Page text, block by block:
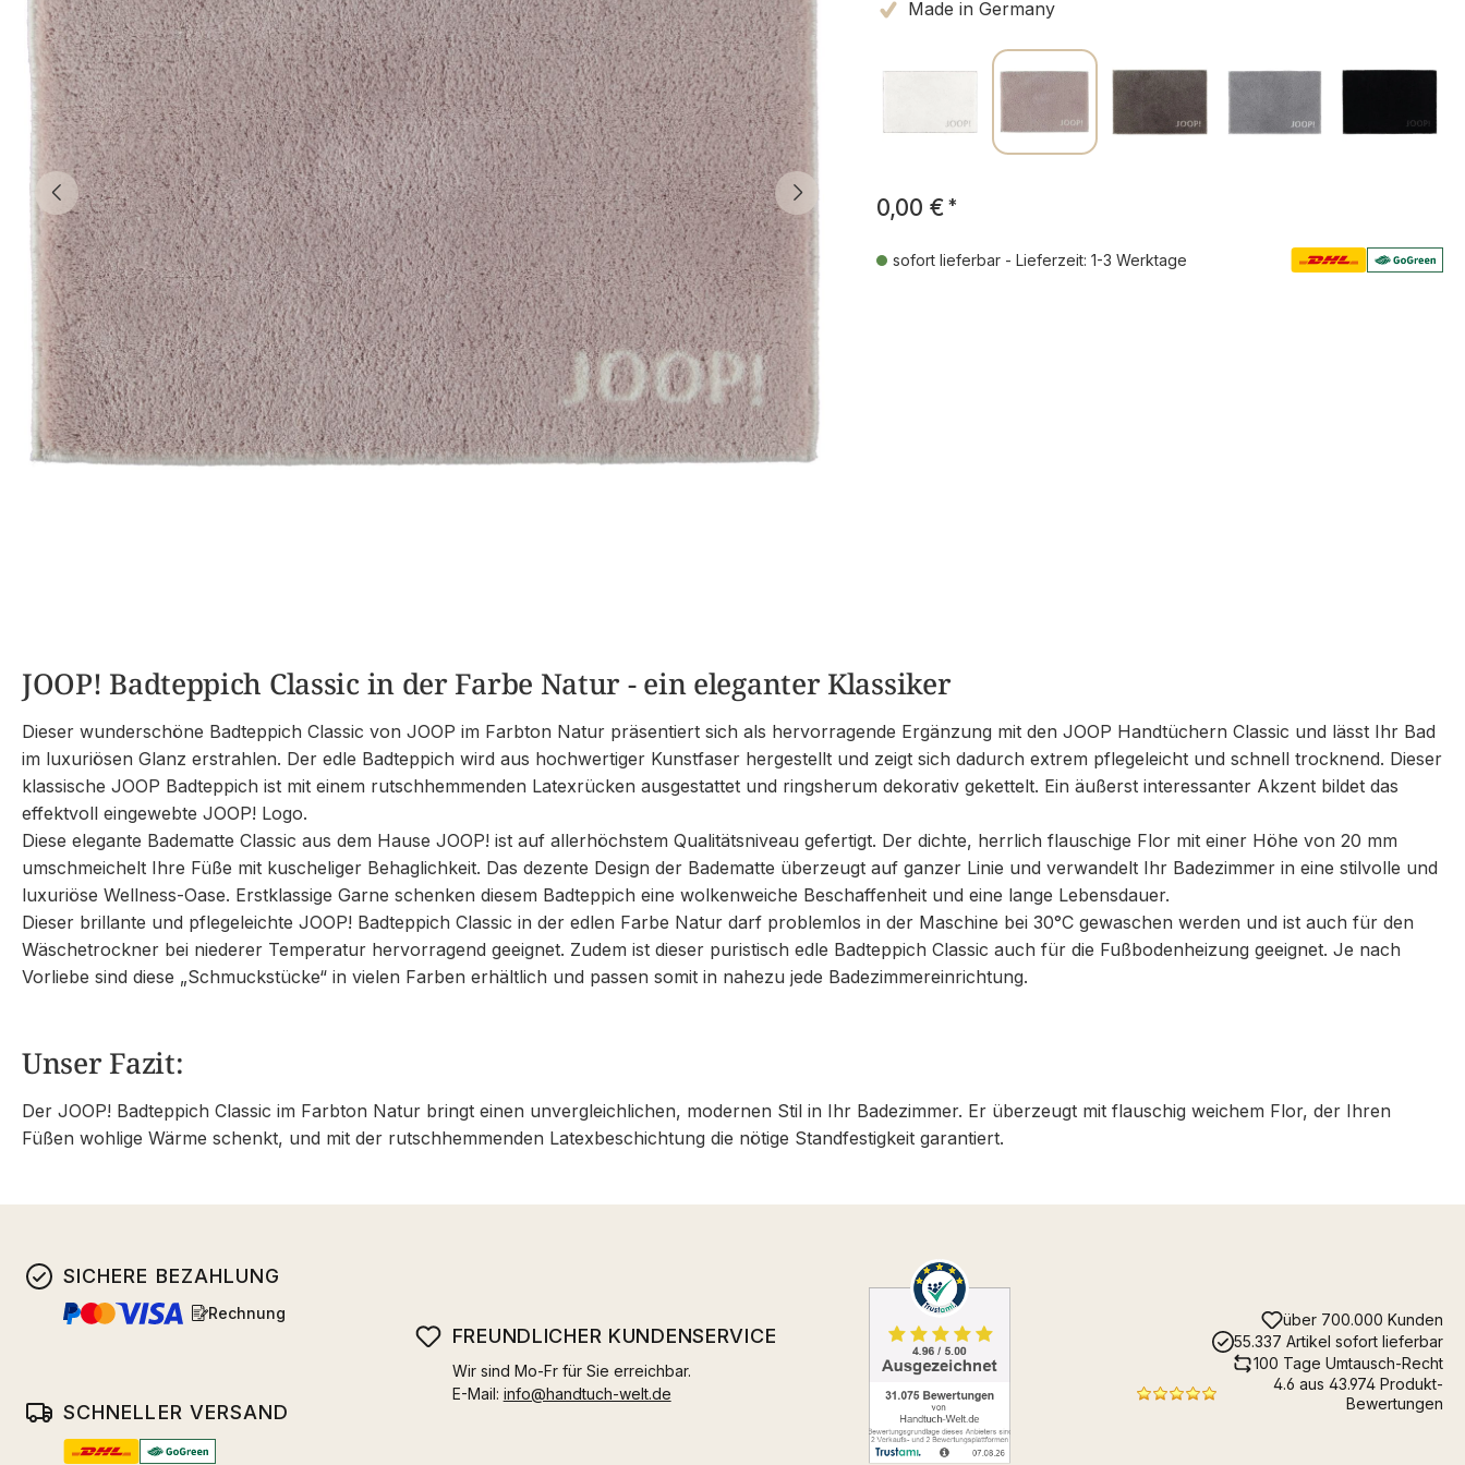
Made in Germany
0,00 € *
sofort lieferbar - Lieferzeit: 1-3 Werktage
JOOP! Badteppich Classic in der Farbe Natur - ein eleganter Klassiker
Dieser wunderschöne Badteppich Classic von JOOP im Farbton Natur präsentiert sich als hervorragende Ergänzung mit den JOOP Handtüchern Classic und lässt Ihr Bad
im luxuriösen Glanz erstrahlen. Der edle Badteppich wird aus hochwertiger Kunstfaser hergestellt und zeigt sich dadurch extrem pflegeleicht und schnell trocknend. Dieser
klassische JOOP Badteppich ist mit einem rutschhemmenden Latexrücken ausgestattet und ringsherum dekorativ gekettelt. Ein äußerst interessanter Akzent bildet das
effektvoll eingewebte JOOP! Logo.
Diese elegante Badematte Classic aus dem Hause JOOP! ist auf allerhöchstem Qualitätsniveau gefertigt. Der dichte, herrlich flauschige Flor mit einer Höhe von 20 mm
umschmeichelt Ihre Füße mit kuscheliger Behaglichkeit. Das dezente Design der Badematte überzeugt auf ganzer Linie und verwandelt Ihr Badezimmer in eine stilvolle und
luxuriöse Wellness-Oase. Erstklassige Garne schenken diesem Badteppich eine wolkenweiche Beschaffenheit und eine lange Lebensdauer.
Dieser brillante und pflegeleichte JOOP! Badteppich Classic in der edlen Farbe Natur darf problemlos in der Maschine bei 30°C gewaschen werden und ist auch für den
Wäschetrockner bei niederer Temperatur hervorragend geeignet. Zudem ist dieser puristisch edle Badteppich Classic auch für die Fußbodenheizung geeignet. Je nach
Vorliebe sind diese „Schmuckstücke“ in vielen Farben erhältlich und passen somit in nahezu jede Badezimmereinrichtung.
Unser Fazit:
Der JOOP! Badteppich Classic im Farbton Natur bringt einen unvergleichlichen, modernen Stil in Ihr Badezimmer. Er überzeugt mit flauschig weichem Flor, der Ihren
Füßen wohlige Wärme schenkt, und mit der rutschhemmenden Latexbeschichtung die nötige Standfestigkeit garantiert.
SICHERE BEZAHLUNG
Rechnung
SCHNELLER VERSAND
FREUNDLICHER KUNDENSERVICE
Wir sind Mo-Fr für Sie erreichbar.
E-Mail: info@handtuch-welt.de
über 700.000 Kunden
55.337 Artikel sofort lieferbar
100 Tage Umtausch-Recht
4.6 aus 43.974 Produkt-
Bewertungen